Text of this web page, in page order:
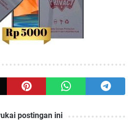
postingan ini